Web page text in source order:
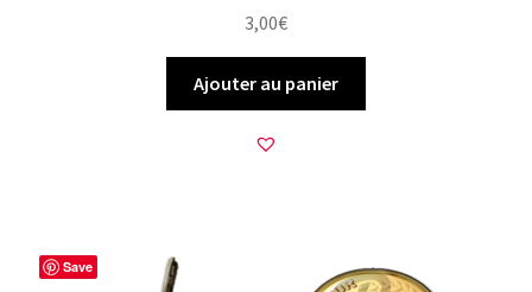
3,00€
Ajouter au panier
Save